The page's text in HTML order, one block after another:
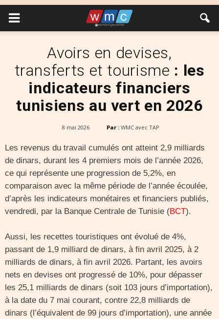
Avoirs en devises,
transferts et tourisme : les
indicateurs financiers
tunisiens au vert en 2026
8 mai 2026 Par : WMC avec TAP
Les revenus du travail cumulés ont atteint 2,9 milliards
de dinars, durant les 4 premiers mois de l’année 2026,
ce qui représente une progression de 5,2%, en
comparaison avec la même période de l’année écoulée,
d’après les indicateurs monétaires et financiers publiés,
vendredi, par la Banque Centrale de Tunisie (BCT).
Aussi, les recettes touristiques ont évolué de 4%,
passant de 1,9 milliard de dinars, à fin avril 2025, à 2
milliards de dinars, à fin avril 2026. Partant, les avoirs
nets en devises ont progressé de 10%, pour dépasser
les 25,1 milliards de dinars (soit 103 jours d’importation),
à la date du 7 mai courant, contre 22,8 milliards de
dinars (l’équivalent de 99 jours d’importation), une année